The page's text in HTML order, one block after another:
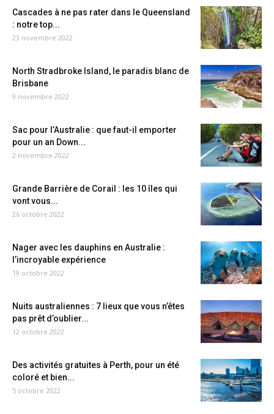
Cascades à ne pas rater dans le Queensland
: notre top...
23 novembre 2022
North Stradbroke Island, le paradis blanc de
Brisbane
9 novembre 2022
Sac pour l’Australie : que faut-il emporter
pour un an Down...
2 novembre 2022
Grande Barrière de Corail : les 10 îles qui
vont vous...
26 octobre 2022
Nager avec les dauphins en Australie :
l’incroyable expérience
19 octobre 2022
Nuits australiennes : 7 lieux que vous n’êtes
pas prêt d’oublier...
12 octobre 2022
Des activités gratuites à Perth, pour un été
coloré et bien...
5 octobre 2022